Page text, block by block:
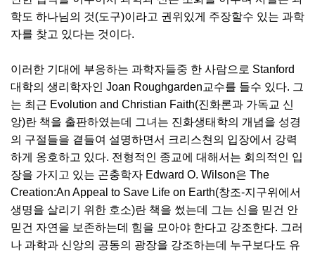
학도 하나님의 것(도구)이라고 권위있게 주장할수 있는 과학
자를 찾고 있다는 것이다.
이러한 기대에 부응하는 과학자들중 한 사람으로 Stanford
대학의 생리학자인 Joan Roughgarden교수를 들수 있다. 그
는 최근 Evolution and Christian Faith(진화론과 가독교 신
앙)란 책을 출판하였는데 그녀는 진화생태학의 개념을 성경
의 구절들을 곁들여 설명하면서 크리스쳔의 입장에서 강력
하게 옹호하고 있다. 전형적인 종교에 대해서는 회의적인 입
장을 가지고 있는 곤충학자 Edward O. Wilson은 The
Creation:An Appeal to Save Life on Earth(창조-지구위에서
생명을 살리기 위한 호소)란 책을 썼는데 그는 신을 믿건 안
믿건 자연을 보존하는데 힘을 모아야 한다고 강조한다. 그러
나 과학과 신앙의 공동의 광장을 강조하는데 누구보다도 유